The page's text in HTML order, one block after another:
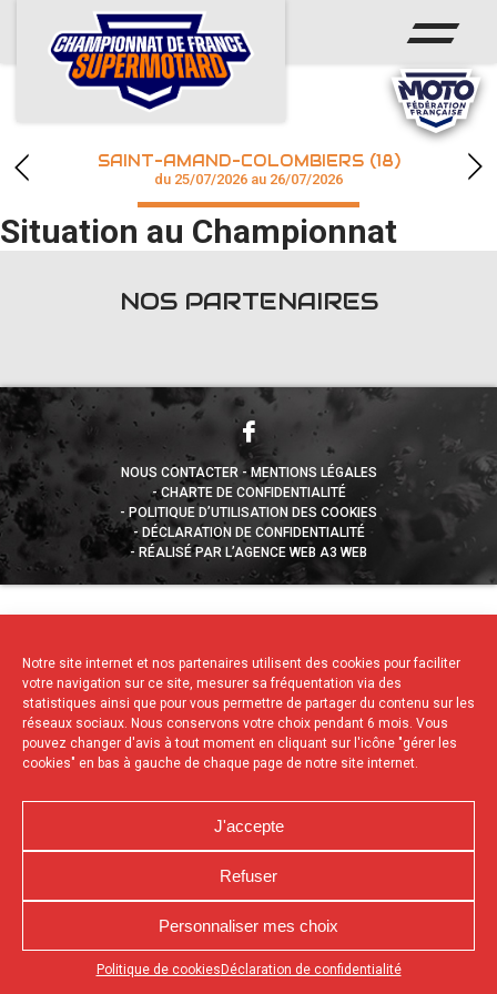
Notre site internet et nos partenaires utilisent des cookies pour faciliter
votre navigation sur ce site, mesurer sa fréquentation via des
statistiques ainsi que pour vous permettre de partager du contenu sur les
réseaux sociaux. Nous conservons votre choix pendant 6 mois. Vous
pouvez changer d'avis à tout moment en cliquant sur l'icône "gérer les
cookies" en bas à gauche de chaque page de notre site internet.
J'accepte
Refuser
Personnaliser mes choix
Politique de cookies Déclaration de confidentialité
Appuyez sur le bouton partager en bas de votre
ACCUEIL
ACTUS
CALENDRIER
CHAMPIONNAT
RÉSULTATS
SAINT-AMAND-COLOMBIERS (18)
du 25/07/2026 au 26/07/2026
Situation au Championnat
NOS PARTENAIRES
NOUS CONTACTER
MENTIONS LÉGALES
CHARTE DE CONFIDENTIALITÉ
POLITIQUE D’UTILISATION DES COOKIES
DÉCLARATION DE CONFIDENTIALITÉ
RÉALISÉ PAR L’AGENCE WEB A3 WEB